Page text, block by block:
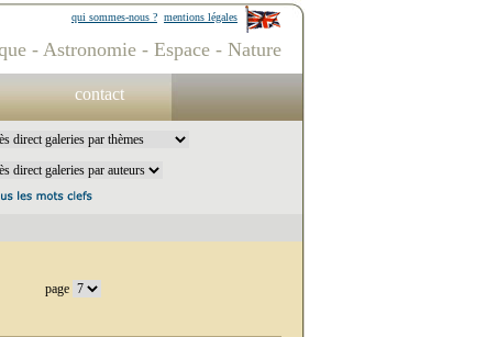
mentions légales
qui sommes-nous ?
- Astronomie - Espace - Nature
contact
page